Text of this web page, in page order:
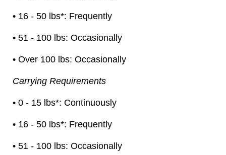
• 16 - 50 lbs*: Frequently
• 51 - 100 lbs: Occasionally
• Over 100 lbs: Occasionally
Carrying Requirements
• 0 - 15 lbs*: Continuously
• 16 - 50 lbs*: Frequently
• 51 - 100 lbs: Occasionally